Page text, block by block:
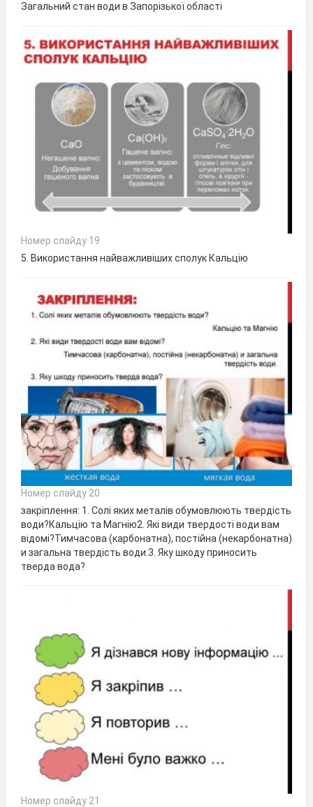
Загальний стан води в Запорізької області
Номер слайду 19
5. Використання найважливіших сполук Кальцію
Номер слайду 20
закріплення: 1. Солі яких металів обумовлюють твердість
води?Кальцію та Магнію2. Які види твердості води вам
відомі?Тимчасова (карбонатна), постійна (некарбонатна)
и загальна твердість води.3. Яку шкоду приносить
тверда вода?
Номер слайду 21